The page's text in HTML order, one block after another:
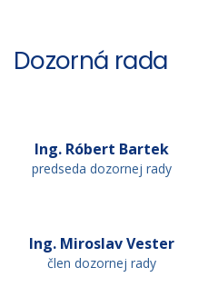
Dozorná rada
Ing. Róbert Bartek
predseda dozornej rady
Ing. Miroslav Vester
člen dozornej rady